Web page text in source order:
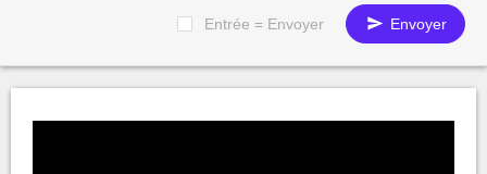
Entrée = Envoyer Envoyer